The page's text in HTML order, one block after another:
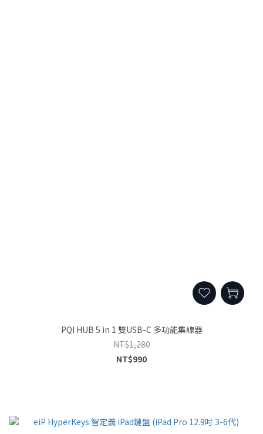
PQI HUB 5 in 1 雙USB-C 多功能集線器
NT$1,280
NT$990